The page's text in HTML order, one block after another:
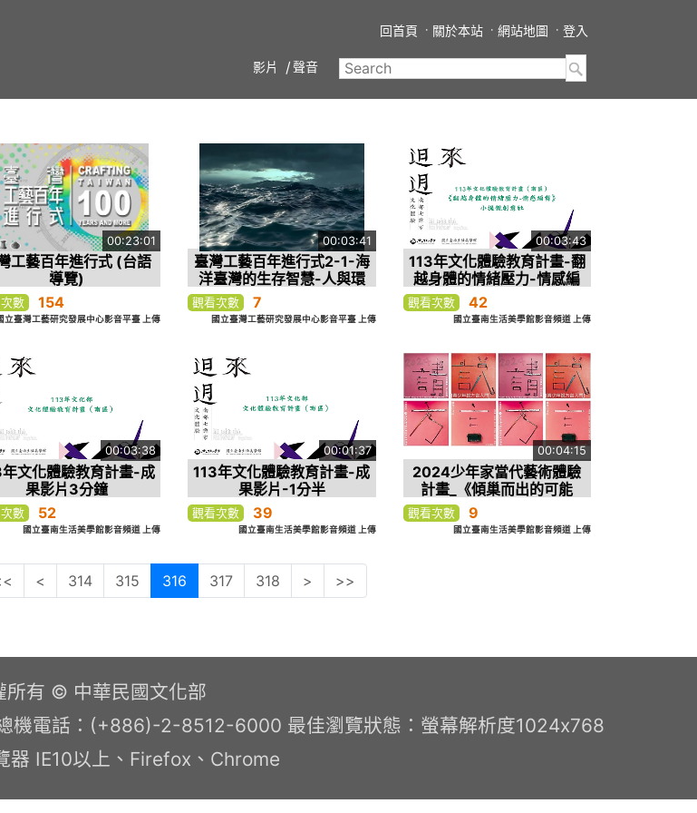
回首頁 關於本站 網站地圖 登入
影片 聲音
00:23:01
工藝百年進行式 (台語
導覽)
數 154
立臺灣工藝研究發展中心影音平臺 上傳
00:03:41
臺灣工藝百年進行式2-1-海
洋臺灣的生存智慧-人與環
觀看次數 7
國立臺灣工藝研究發展中心影音平臺 上傳
00:03:43
113年文化體驗教育計畫-翻
越身體的情緒壓力-情感編
觀看次數 42
國立臺南生活美學館影音頻道 上傳
00:03:38
文化體驗教育計畫-成
果影片3分鐘
數 52
國立臺南生活美學館影音頻道 上傳
00:01:37
113年文化體驗教育計畫-成
果影片-1分半
觀看次數 39
國立臺南生活美學館影音頻道 上傳
00:04:15
2024少年家當代藝術體驗
計畫_《傾巢而出的可能
性》_導覽影片
觀看次數 9
國立臺南生活美學館影音頻道 上傳
< 314 315 316 317 318 > >>
所有 © 中華民國文化部
機電話：(+886)-2-8512-6000 最佳瀏覽狀態：螢幕解析度1024x768
器 IE10以上、Firefox、Chrome